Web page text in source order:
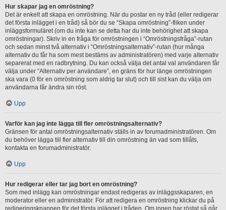
Hur skapar jag en omröstning?
Det är enkelt att skapa en omröstning. När du postar en ny tråd (eller redigerar
det första inlägget i en tråd) så bör du se “Skapa omröstning”-fliken under
inläggsformuläret (om du inte kan se detta har du inte behörighet att skapa
omröstningar). Skriv in en fråga för omröstningen i “Omröstningsfråga”-rutan
och sedan minst två alternativ i “Omröstningsalternativ”-rutan (hur många
alternativ du får ha som mest bestäms av administratören) med varje alternativ
separerat med en radbrytning. Du kan också välja det antal val användaren får
välja under “Alternativ per användare”, en gräns för hur länge omröstningen
ska vara (0 för en omröstning som aldrig tar slut) och till sist kan du välja om
användarna får ändra sin röst.
Upp
Varför kan jag inte lägga till fler omröstningsalternativ?
Gränsen för antal omröstningsalternativ ställs in av forumadministratören. Om
du behöver lägga till fler alternativ till din omröstning än vad som tillåts,
kontakta en forumadministratör.
Upp
Hur redigerar eller tar jag bort en omröstning?
Som med inlägg kan omröstningar endast redigeras av inläggsskaparen, en
moderator eller en administratör. För att redigera en omröstning klickar du på
redigeringsknappen för det första inlägget i tråden. Om ingen har röstat så går